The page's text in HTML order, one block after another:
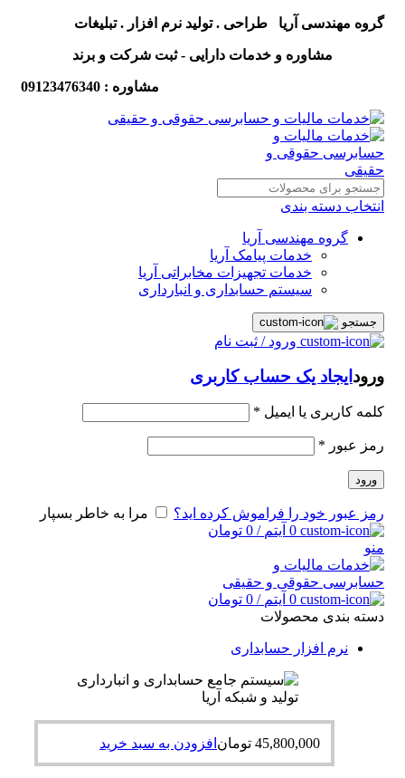
گروه مهندسی آریا طراحی . تولید نرم افزار . تبلیغات
مشاوره و خدمات دارایی - ثبت شرکت و برند
مشاوره : 09123476340
انتخاب دسته بندی
گروه مهندسی آریا
خدمات پیامک آریا
خدمات تجهیزات مخابراتی آریا
سیستم حسابداری و انبارداری
جستجو
ورود / ثبت نام
ورود ایجاد یک حساب کاربری
کلمه کاربری یا ایمیل *
رمز عبور *
ورود
رمز عبور خود را فراموش کرده اید؟
مرا به خاطر بسپار
0 آیتم /
0 تومان
منو
0 آیتم /
0 تومان
دسته بندی محصولات
نرم افزار حسابداری
45,800,000 تومان افزودن به سبد خرید